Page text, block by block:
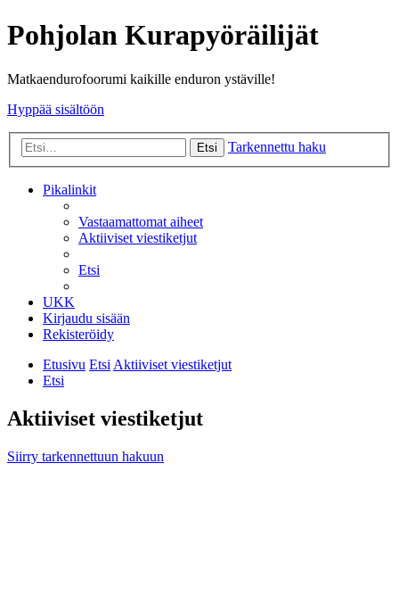
Pohjolan Kurapyöräilijät
Matkaendurofoorumi kaikille enduron ystäville!
Hyppää sisältöön
Etsi Tarkennettu haku
Pikalinkit
Vastaamattomat aiheet
Aktiiviset viestiketjut
Etsi
UKK
Kirjaudu sisään
Rekisteröidy
Etusivu EtsiAktiiviset viestiketjut
Etsi
Aktiiviset viestiketjut
Siirry tarkennettuun hakuun